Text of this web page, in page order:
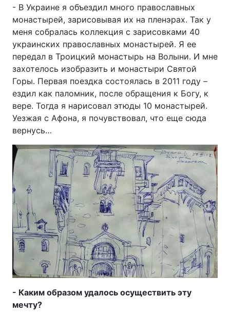
- В Украине я объездил много православных
монастырей, зарисовывая их на пленэрах. Так у
меня собралась коллекция с зарисовками 40
украинских православных монастырей. Я ее
передал в Троицкий монастырь на Волыни. И мне
захотелось изобразить и монастыри Святой
Горы. Первая поездка состоялась в 2011 году –
ездил как паломник, после обращения к Богу, к
вере. Тогда я нарисовал этюды 10 монастырей.
Уезжая с Афона, я почувствовал, что еще сюда
вернусь…
- Каким образом удалось осуществить эту
мечту?